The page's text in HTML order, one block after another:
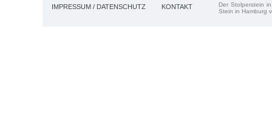
IMPRESSUM / DATENSCHUTZ KONTAKT
Der Stolperstein
Stein in Hamburg